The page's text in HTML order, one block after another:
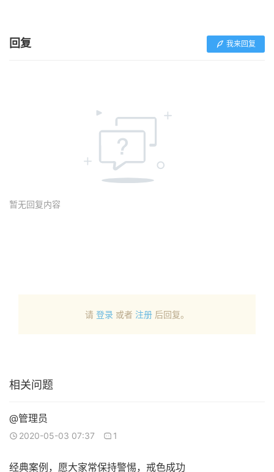
回复 我来回复
暂无回复内容
请 登录 或者 注册 后回复。
相关问题
@管理员
2020-05-03 07:37 1
经典案例，愿大家常保持警惕，戒色成功